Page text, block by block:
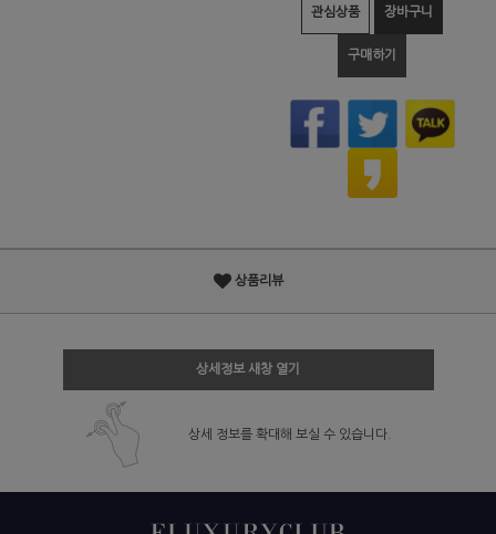
관심상품 장바구니
구매하기
상품리뷰
상세정보 새창 열기
상세 정보를 확대해 보실 수 있습니다.